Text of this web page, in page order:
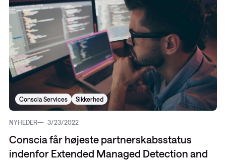
Conscia Services Sikkerhed
NYHEDER 3/23/2022
Conscia får højeste partnerskabsstatus
indenfor Extended Managed Detection and